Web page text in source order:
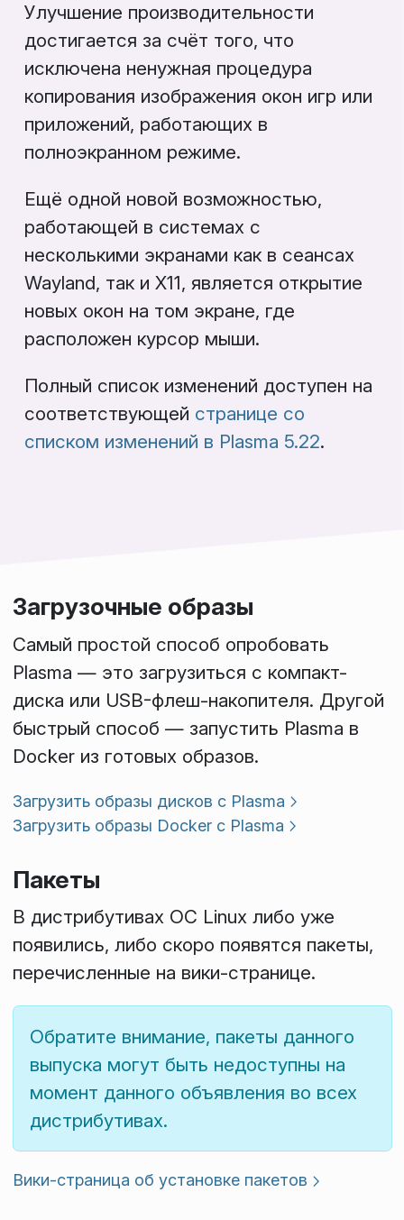
Улучшение производительности
достигается за счёт того, что
исключена ненужная процедура
копирования изображения окон игр или
приложений, работающих в
полноэкранном режиме.
Ещё одной новой возможностью,
работающей в системах с
несколькими экранами как в сеансах
Wayland, так и X11, является открытие
новых окон на том экране, где
расположен курсор мыши.
Полный список изменений доступен на
соответствующей странице со
списком изменений в Plasma 5.22.
Загрузочные образы
Самый простой способ опробовать
Plasma — это загрузиться с компакт-
диска или USB-флеш-накопителя. Другой
быстрый способ — запустить Plasma в
Docker из готовых образов.
Загрузить образы дисков с Plasma
Загрузить образы Docker с Plasma
Пакеты
В дистрибутивах ОС Linux либо уже
появились, либо скоро появятся пакеты,
перечисленные на вики-странице.
Обратите внимание, пакеты данного
выпуска могут быть недоступны на
момент данного объявления во всех
дистрибутивах.
Вики-страница об установке пакетов